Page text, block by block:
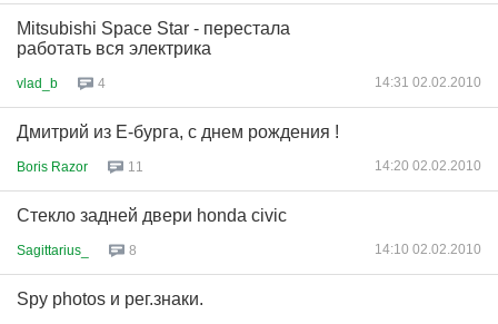
Mitsubishi Space Star - перестала
работать вся электрика
vlad_b 4 14:31 02.02.2010
Дмитрий из Е-бурга, с днем рождения !
Boris Razor 11 14:20 02.02.2010
Стекло задней двери honda civic
Sagittarius_ 8 14:10 02.02.2010
Spy photos и рег.знаки.